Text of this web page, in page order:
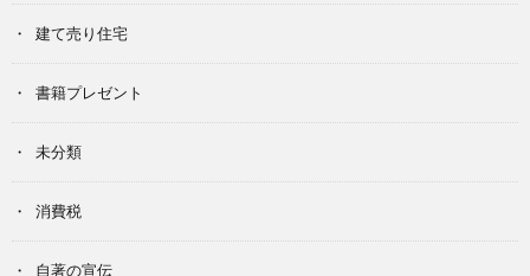
建て売り住宅
書籍プレゼント
未分類
消費税
自著の宣伝